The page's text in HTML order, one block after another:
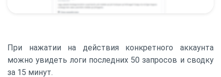
При нажатии на действия конкретного аккаунта
можно увидеть логи последних 50 запросов и сводку
за 15 минут.